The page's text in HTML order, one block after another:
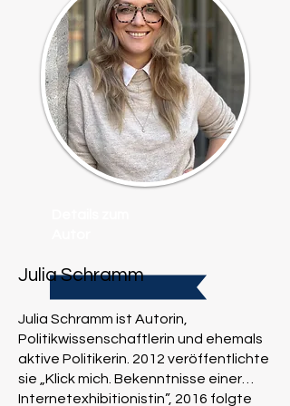
Julia Schramm
Julia Schramm ist Autorin,
Politikwissenschaftlerin und ehemals
aktive Politikerin. 2012 veröffentlichte
sie „Klick mich. Bekenntnisse einer
Internetexhibitionistin”, 2016 folgte